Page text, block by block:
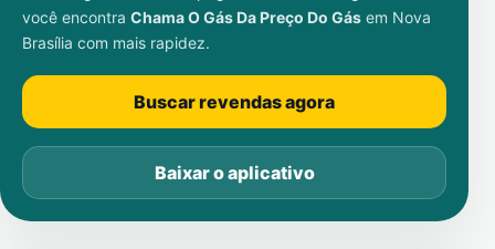
você encontra Chama O Gás Da Preço Do Gás em Nova
Brasília com mais rapidez.
Buscar revendas agora
Baixar o aplicativo